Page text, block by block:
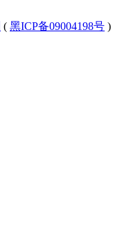
( 黑ICP备09004198号 )